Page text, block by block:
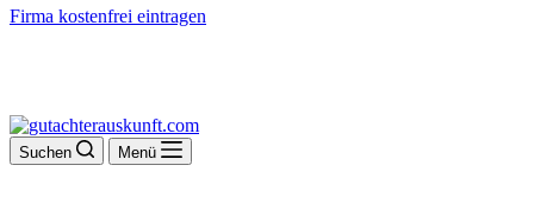
Firma kostenfrei eintragen
Suchen Menü